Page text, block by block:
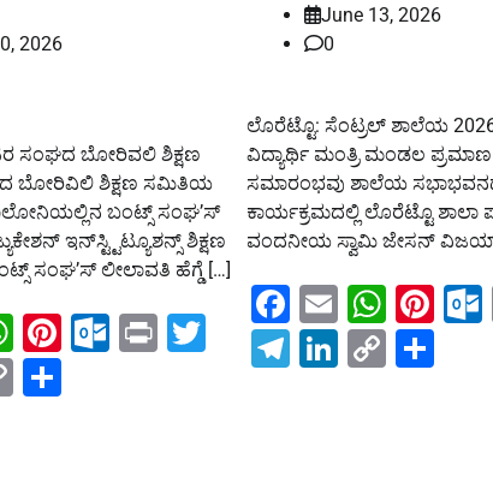
2026
ಸಂಘದ ಬೋರಿವಲಿ ಶಿಕ್ಷಣ
ಬೋರಿವಿಲಿ ಶಿಕ್ಷಣ ಸಮಿತಿಯ
ಬಂಟ್ಸ್ ಸಂಘ’ಸ್
ಇನ್‌ಸ್ಟ್ಟಿಟ್ಯೂಶನ್ಸ್ ಶಿಕ್ಷಣ
ಸಂಘ’ಸ್‌ ಲೀಲಾವತಿ ಹೆಗ್ಡೆ […]
WhatsApp
Pinterest
Outlook.com
Print Twitter
Copy
June 13, 2026
0
ಲೊರೆಟ್ಟೊ: ಸೆಂಟ್ರಲ್ ಶಾಲೆಯ
ವಿದ್ಯಾರ್ಥಿ ಮಂತ್ರಿ ಮಂಡಲ ಪ್ರಮಾಣ
ಸಮಾರಂಭವು ಶಾಲೆಯ
ಕಾರ್ಯಕ್ರಮದಲ್ಲಿ ಲೊರೆಟ್ಟೊ ಶಾಲಾ
ವಂದನೀಯ ಸ್ವಾಮಿ ಜೇಸನ್
Facebook
Email
Telegram
LinkedIn
Copy